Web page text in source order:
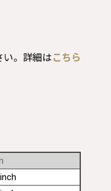
い。詳細は こちら